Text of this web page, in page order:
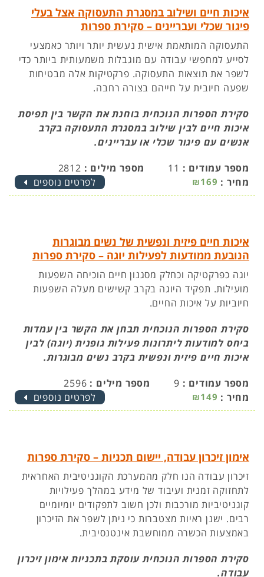
איכות חיים ושילוב במסגרת התעסוקה אצל בעלי
פיגור שכלי ועבריינים – סקירת ספרות
התעסוקה המותאמת אישית נעשית יותר ויותר כאמצעי
לסייע למחפשי עבודה עם מוגבלות משמעותית ביותר כדי
לשפר את תוצאות התעסוקה. פרקטיקות אלה מבטיחות
שפעה חיובית על חייהם בצורה רחבה.
סקירת הספרות הנוכחית בוחנת את הקשר בין תפיסת
איכות חיים לבין שילוב במסגרת התעסוקה בקרב
אנשים עם פיגור שכלי או עבריינים.
מספר עמודים : 11 מספר מילים : 2812
מחיר : ₪169 לפרטים נוספים
איכות חיים פיזית ונפשית של נשים מבוגרות
הנובעת ממודעות לפעילות יוגה – סקירת ספרות
יוגה כפרקטיקה וכחלק מסגנון חיים הוכיחה השפעות
מועילות. תפקיד היוגה בקרב קשישים מעלה השפעות
חיוביות על איכות החיים.
סקירת הספרות הנוכחית תבחן את הקשר בין עמדות
ביחס למודעות ליתרונות פעילות גופנית (יוגה) לבין
איכות חיים פיזית ונפשית בקרב נשים מבוגרות.
מספר עמודים : 9 מספר מילים : 2596
מחיר : ₪149 לפרטים נוספים
אימון זיכרון עבודה, יישום תכניות – סקירת ספרות
זיכרון עבודה הנו חלק מהמערכת הקוגניטיבית האחראית
לתחזוקה זמנית ועיבוד של מידע במהלך פעילויות
קוגניטיביות מורכבות ולכן חשוב לתפקודים יומיומיים
רבים. ישנן ראיות מצטברות כי ניתן לשפר את הזיכרון
באמצעות הכשרה ממוחשבת אינטנסיבית.
סקירת הספרות הנוכחית עוסקת בתכניות אימון זיכרון
עבודה.